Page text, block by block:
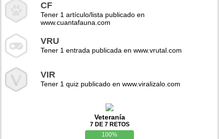
CF
Tener 1 artículo/lista publicado en
www.cuantafauna.com
VRU
Tener 1 entrada publicada en www.vrutal.com
VIR
Tener 1 quiz publicado en www.viralizalo.com
Veteranía
7 DE 7 RETOS
100%